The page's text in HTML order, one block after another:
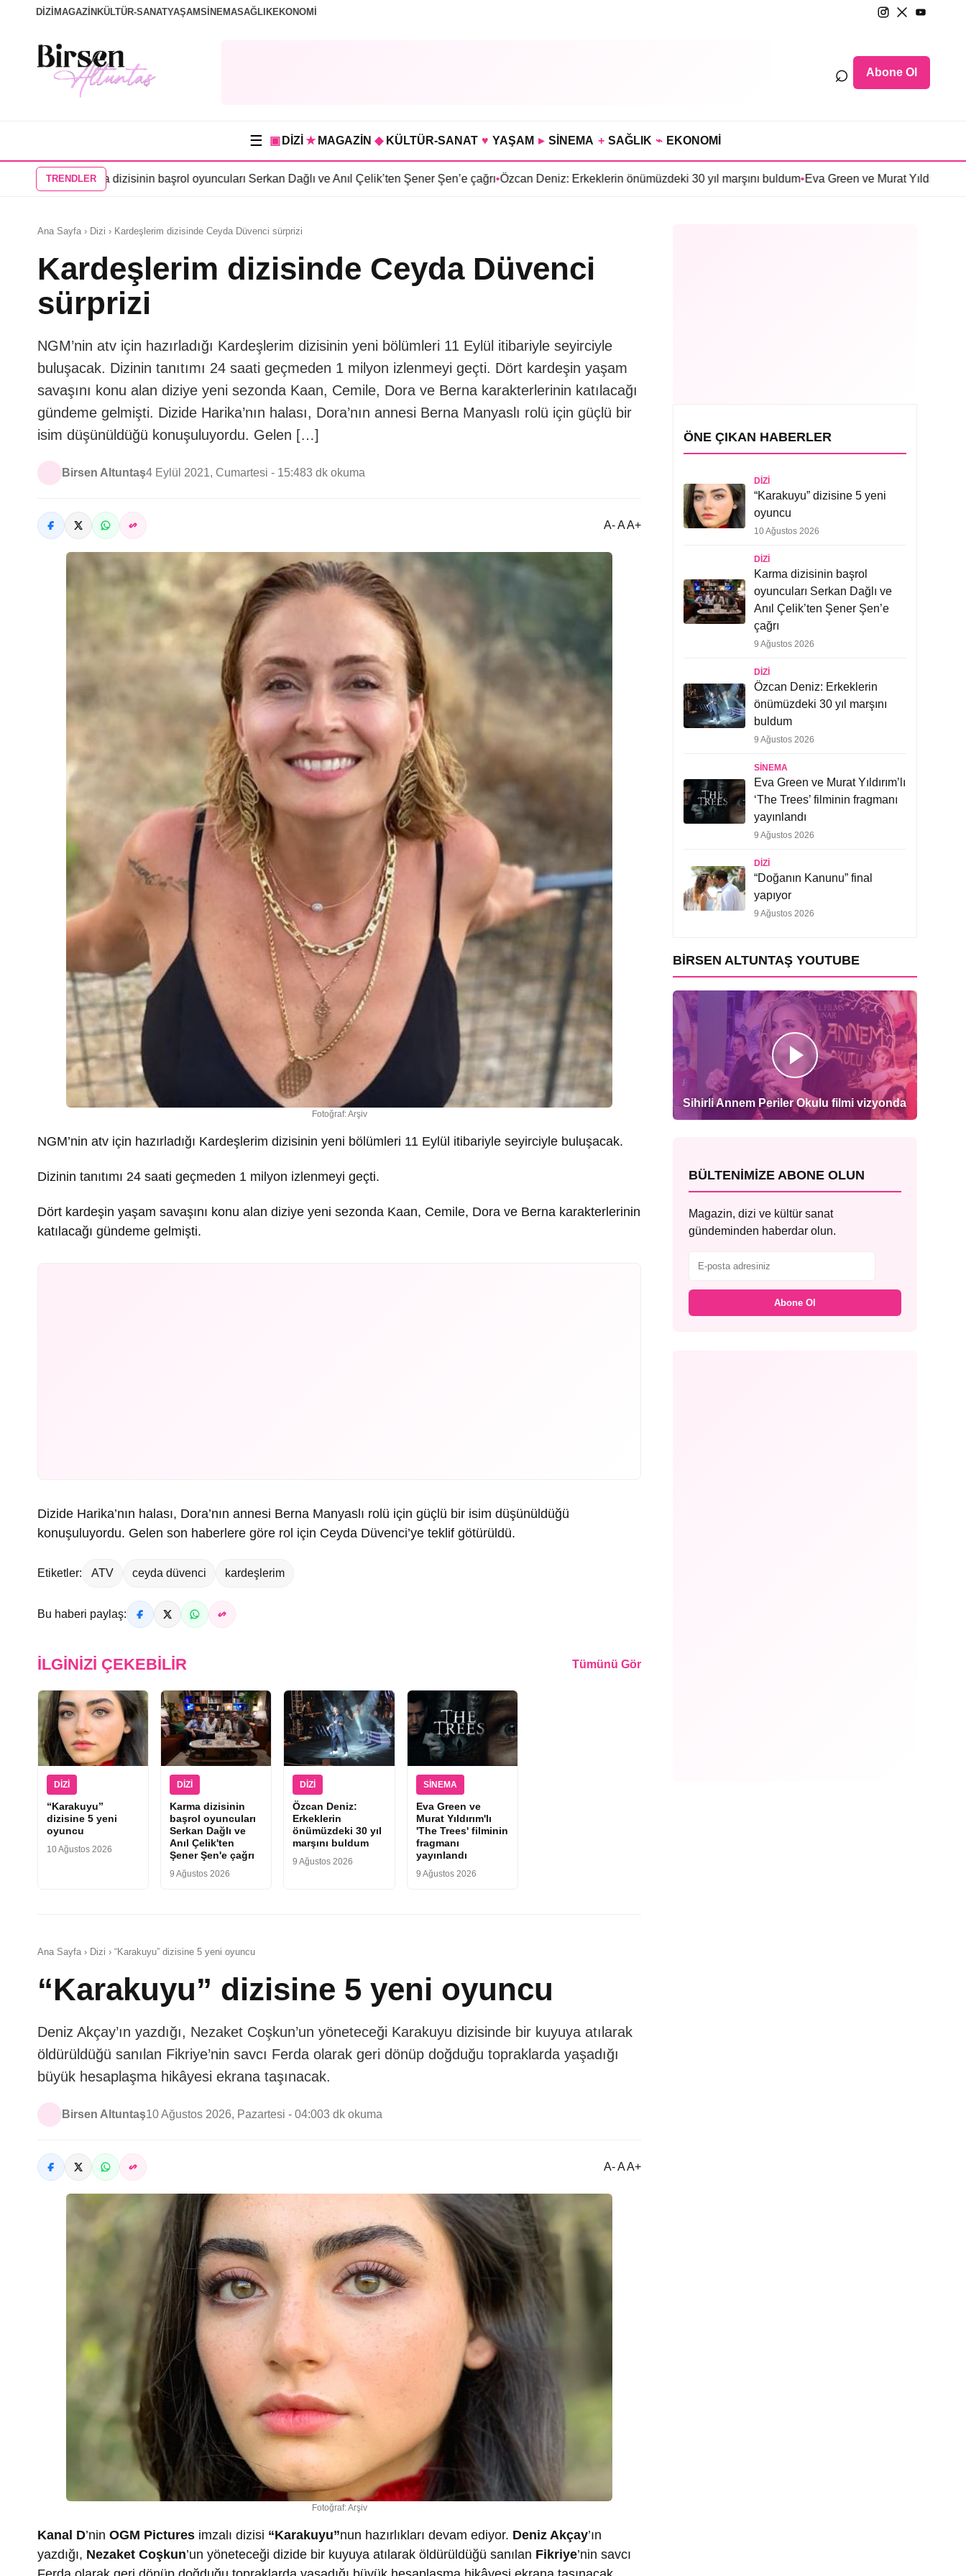
DİZİ MAGAZİN KÜLTÜR-SANATYAŞAMSİNEMASAĞLIKEKONOMİ
⌕ Abone Ol
☰ ▣ DİZİ ★ MAGAZİN ◆ KÜLTÜR-SANAT ♥ YAŞAM ▸ SİNEMA + SAĞLIK ⌁ EKONOMİ
TRENDLER
Karma dizisinin başrol oyuncuları Serkan Dağlı ve Anıl Çelik’ten Şener Şen’e çağrı•Özcan Deniz: Erkeklerin önümüzdeki 30 yıl marşını buldum•Eva Green ve Murat Yıldırım’lı ‘The Trees’
Ana Sayfa › Dizi › Kardeşlerim dizisinde Ceyda Düvenci sürprizi
Kardeşlerim dizisinde Ceyda Düvenci
sürprizi
NGM’nin atv için hazırladığı Kardeşlerim dizisinin yeni bölümleri 11 Eylül itibariyle seyirciyle
buluşacak. Dizinin tanıtımı 24 saati geçmeden 1 milyon izlenmeyi geçti. Dört kardeşin yaşam
savaşını konu alan diziye yeni sezonda Kaan, Cemile, Dora ve Berna karakterlerinin katılacağı
gündeme gelmişti. Dizide Harika’nın halası, Dora’nın annesi Berna Manyaslı rolü için güçlü bir
isim düşünüldüğü konuşuluyordu. Gelen […]
Birsen Altuntaş4 Eylül 2021, Cumartesi - 15:483 dk okuma
A- A A+
Fotoğraf: Arşiv
NGM’nin atv için hazırladığı Kardeşlerim dizisinin yeni bölümleri 11 Eylül itibariyle seyirciyle buluşacak.
Dizinin tanıtımı 24 saati geçmeden 1 milyon izlenmeyi geçti.
Dört kardeşin yaşam savaşını konu alan diziye yeni sezonda Kaan, Cemile, Dora ve Berna karakterlerinin
katılacağı gündeme gelmişti.
Dizide Harika’nın halası, Dora’nın annesi Berna Manyaslı rolü için güçlü bir isim düşünüldüğü
konuşuluyordu. Gelen son haberlere göre rol için Ceyda Düvenci’ye teklif götürüldü.
Etiketler: ATV ceyda düvenci kardeşlerim
Bu haberi paylaş:
İLGINIZI ÇEKEBILIR Tümünü Gör
DIZI
“Karakuyu”
dizisine 5 yeni
oyuncu
10 Ağustos 2026
DIZI
Karma dizisinin
başrol oyuncuları
Serkan Dağlı ve
Anıl Çelik'ten
Şener Şen'e çağrı
9 Ağustos 2026
DIZI
Özcan Deniz:
Erkeklerin
önümüzdeki 30 yıl
marşını buldum
9 Ağustos 2026
SINEMA
Eva Green ve
Murat Yıldırım'lı
'The Trees' filminin
fragmanı
yayınlandı
9 Ağustos 2026
Ana Sayfa › Dizi › “Karakuyu” dizisine 5 yeni oyuncu
“Karakuyu” dizisine 5 yeni oyuncu
Deniz Akçay’ın yazdığı, Nezaket Coşkun’un yöneteceği Karakuyu dizisinde bir kuyuya atılarak
öldürüldüğü sanılan Fikriye’nin savcı Ferda olarak geri dönüp doğduğu topraklarda yaşadığı
büyük hesaplaşma hikâyesi ekrana taşınacak.
Birsen Altuntaş10 Ağustos 2026, Pazartesi - 04:003 dk okuma
A- A A+
Fotoğraf: Arşiv
Kanal D’nin OGM Pictures imzalı dizisi “Karakuyu”nun hazırlıkları devam ediyor. Deniz Akçay’ın
yazdığı, Nezaket Coşkun’un yöneteceği dizide bir kuyuya atılarak öldürüldüğü sanılan Fikriye’nin savcı
ÖNE ÇIKAN HABERLER
DIZI
“Karakuyu” dizisine 5 yeni
oyuncu
10 Ağustos 2026
DIZI
Karma dizisinin başrol
oyuncuları Serkan Dağlı ve
Anıl Çelik’ten Şener Şen’e
çağrı
9 Ağustos 2026
DIZI
Özcan Deniz: Erkeklerin
önümüzdeki 30 yıl marşını
buldum
9 Ağustos 2026
SINEMA
Eva Green ve Murat Yıldırım’lı
‘The Trees’ filminin fragmanı
yayınlandı
9 Ağustos 2026
DIZI
“Doğanın Kanunu” final
yapıyor
9 Ağustos 2026
BIRSEN ALTUNTAŞ YOUTUBE
Sihirli Annem Periler Okulu filmi vizyonda
BÜLTENIMIZE ABONE OLUN
Magazin, dizi ve kültür sanat
gündeminden haberdar olun.
Abone Ol